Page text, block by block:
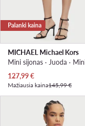
Palanki kaina
MICHAEL Michael Kors
Mini sijonas · Juoda ·
Dabartinė kaina
127,99€
Mažiausia kaina145,99 €